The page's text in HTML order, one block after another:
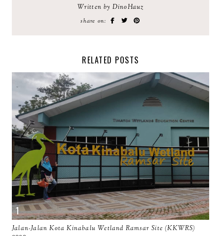
Written by DinoHauz
share on:
RELATED POSTS
Jalan-Jalan Kota Kinabalu Wetland Ramsar Site (KKWRS)